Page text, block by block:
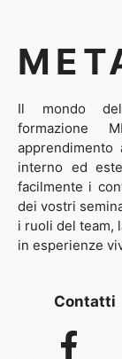
Il mondo
formazione
interno ed
facilmente i
dei vostri
i ruoli del team,
in esperienze
Contatti